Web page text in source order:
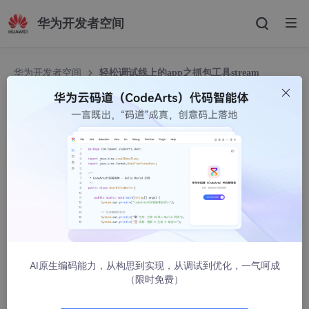
华为开发者空间
华为开发者空间 轻松调试线上的app之抓包工具stream
轻松调试线上的app之抓包工具stream
向上人生2
5090人浏览 · 2022-12-12 19:49:04
对于一个线上app，是不是会因为无法调试而痛苦不堪，今天就给
大家介绍一款好用的ios抓包应用
安装AI原生编码能力，从构思到实现，从调试到优化，一气呵成
（限时免费）